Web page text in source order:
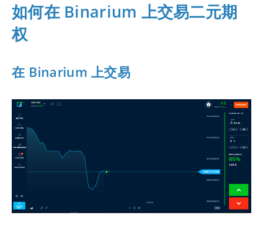
如何在 Binarium 上交易二元期
权
在 Binarium 上交易